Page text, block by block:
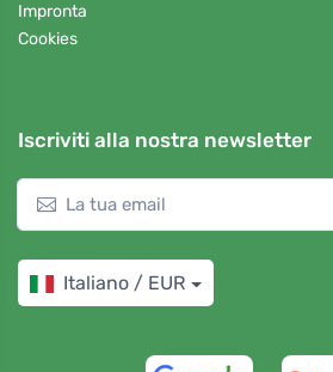
Impronta
Cookies
Iscriviti alla nostra newsletter
Italiano / EUR